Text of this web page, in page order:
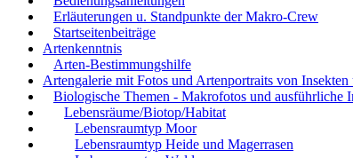
Erläuterungen u. Standpunkte der Makro-Crew
Startseitenbeiträge
Artenkenntnis
Arten-Bestimmungshilfe
Artengalerie mit Fotos und Artenportraits von Insekten
Biologische Themen - Makrofotos und ausführliche
Lebensräume/Biotop/Habitat
Lebensraumtyp Moor
Lebensraumtyp Heide und Magerrasen